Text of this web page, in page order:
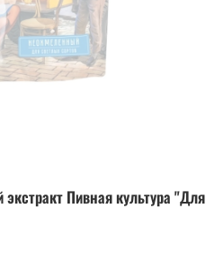
Пивная культура "Для